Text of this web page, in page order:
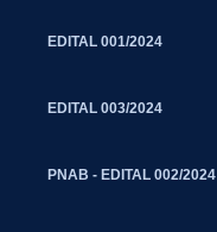
EDITAL 001/2024
EDITAL 003/2024
PNAB - EDITAL 002/2024